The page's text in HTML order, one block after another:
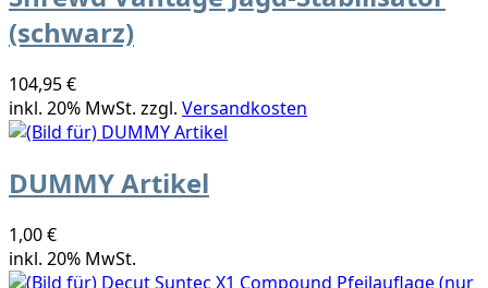
(schwarz)
104,95 €
inkl. 20% MwSt. zzgl. Versandkosten
DUMMY Artikel
1,00 €
inkl. 20% MwSt.